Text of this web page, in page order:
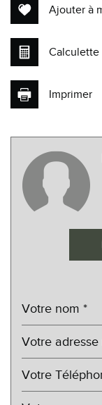
Cinéma
Collège
École
Bibliothèque
Bureau de
Ajouter à
Calculette
Imprimer